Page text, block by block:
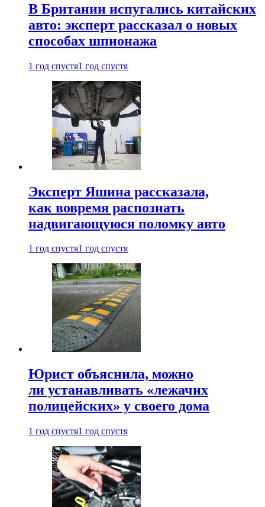
В Британии испугались китайских
авто: эксперт рассказал о новых
способах шпионажа
1 год спустя1 год спустя
Эксперт Яшина рассказала,
как вовремя распознать
надвигающуюся поломку авто
1 год спустя1 год спустя
Юрист объяснила, можно
ли устанавливать «лежачих
полицейских» у своего дома
1 год спустя1 год спустя